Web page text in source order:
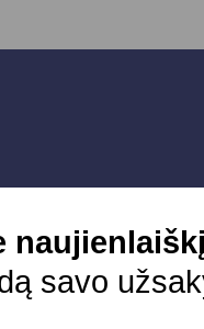
savo